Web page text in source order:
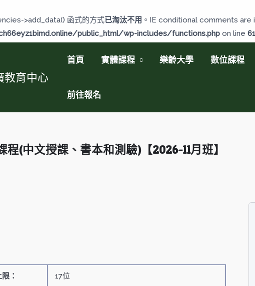
>add_data() 函式的方式已淘汰不用 。IE conditional comments
public_html/wp-includes/functions.php on line
教育中心
首頁 實體課程 樂齡大學 數位課程
前往報名
(中文授課、書本和測驗)【2026-11月班】
： 17位